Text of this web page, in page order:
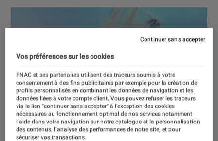
Vos préférences sur les cookies
FNAC et ses partenaires utilisent des traceurs soumis à votre
consentement à des fins publicitaires par exemple pour la création de
profils personnalisés en combinant les données de navigation et les
données liées à votre compte client. Vous pouvez refuser les traceurs
via le lien "continuer sans accepter" à l’exception des cookies
nécessaires au fonctionnement optimal de nos services notamment
l’aide dans votre navigation sur notre catalogue et la personnalisation
des contenus, l’analyse des performances de notre site, et pour
sécuriser vos transactions.
Continuer sans accepter